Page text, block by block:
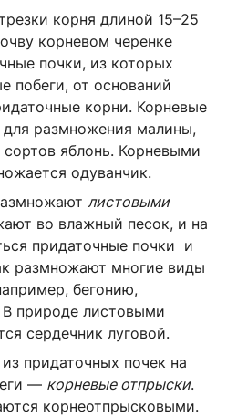
корня длиной 15–25
корневом черенке
почки, из которых
побеги, от оснований
корни. Корневые
для размножения малины,
яблонь. Корневыми
одуванчик.
листовыми
во влажный песок, и на
придаточные почки и
размножают многие виды
бегонию,
В природе листовыми
сердечник луговой.
придаточных почек на
— корневые отпрыски.
корнеотпрысковыми.